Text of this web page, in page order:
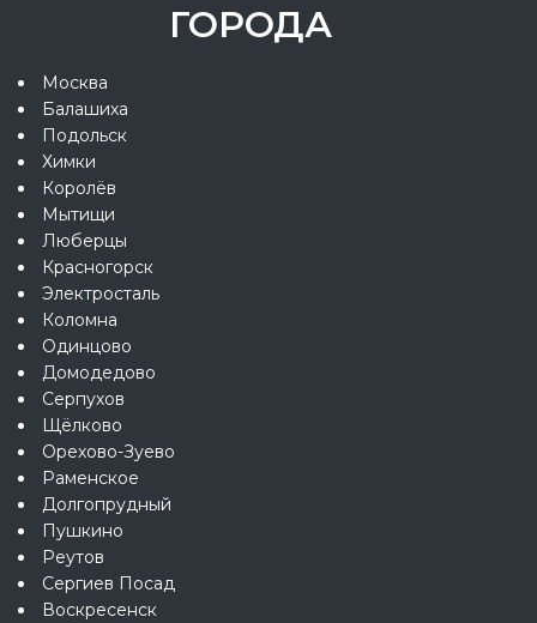
ГОРОДА
Москва
Балашиха
Подольск
Химки
Королёв
Мытищи
Люберцы
Красногорск
Электросталь
Коломна
Одинцово
Домодедово
Серпухов
Щёлково
Орехово-Зуево
Раменское
Долгопрудный
Пушкино
Реутов
Сергиев Посад
Воскресенск